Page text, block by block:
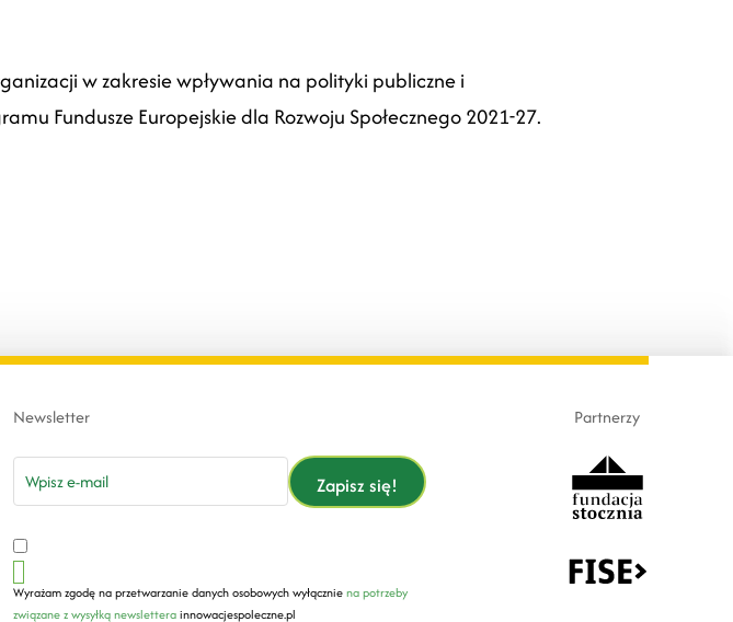
w zakresie wpływania na polityki publiczne i
Fundusze Europejskie dla Rozwoju Społecznego 2021-27.
Newsletter
Zapisz się!
Wyrażam zgodę na przetwarzanie danych osobowych wyłączniena potrzeby
związane z wysyłką newsletterainnowacjespoleczne.pl
Partnerzy